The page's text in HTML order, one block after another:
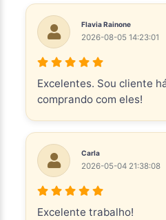
Flavia Rainone
2026-08-05 14:23:01
Excelentes. Sou cliente
comprando com eles!
Carla
2026-05-04 21:38:08
Excelente trabalho!